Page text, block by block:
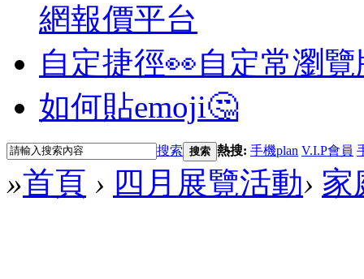
網報價平台
自定捷徑👀自定常瀏
如何貼emoji🤔
搜索 搜索 熱搜: 手機plan V.I.P會員
»首頁 › 四月展覽活動› 家